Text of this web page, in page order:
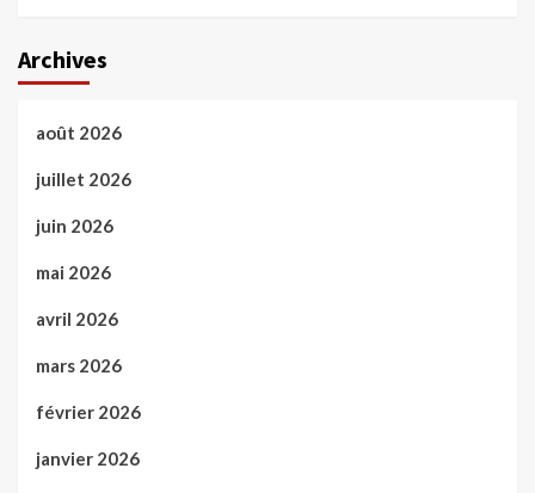
Archives
août 2026
juillet 2026
juin 2026
mai 2026
avril 2026
mars 2026
février 2026
janvier 2026